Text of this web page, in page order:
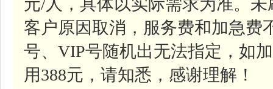
元/人，具体以实际需求为准。
客户原因取消，服务费和加急费
号、VIP号随机出无法指定，如
用388元，请知悉，感谢理解！